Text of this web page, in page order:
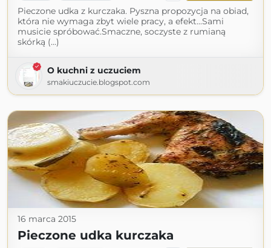
Pieczone udka z kurczaka. Pyszna propozycja na obiad,
która nie wymaga zbyt wiele pracy, a efekt...Sami
musicie spróbować.Smaczne, soczyste z rumianą
skórką (...)
O kuchni z uczuciem
smakiuczucie.blogspot.com
16 marca 2015
Pieczone udka kurczaka